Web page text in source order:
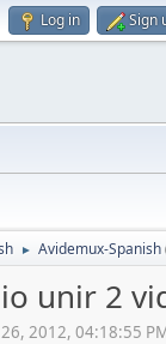
Log in Sign
► Avidemux-Spanish
unir 2
2012, 04:18:55